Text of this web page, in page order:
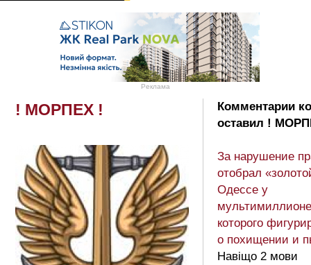
Реклама
! МОРПЕХ !
Комментарии
оставил !
За нарушение
отобрал
Одессе у
которого
о похищении и
Навіщо 2 мови